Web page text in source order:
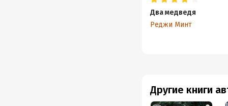
Другие книги
Два медведя
Реджи Минт